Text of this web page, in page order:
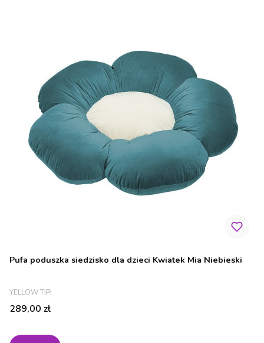
Pufa poduszka siedzisko dla dzieci Kwiatek Mia Niebieski
PRODUCENT
YELLOW TIPI
Cena
289,00 zł